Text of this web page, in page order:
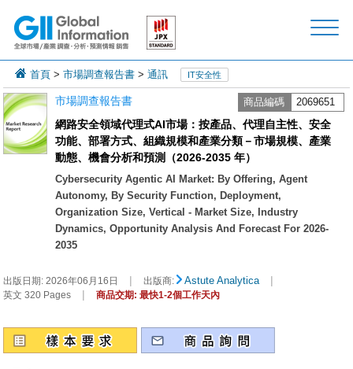
首頁 >市場調查報告書 >通訊 IT安全性
市場調查報告書 商品編碼 2069651
網路安全領域代理式AI市場：按產品、代理自主性、安全
功能、部署方式、組織規模和產業分類－市場規模、產業
動態、機會分析和預測（2026-2035 年）
Cybersecurity Agentic AI Market: By Offering, Agent
Autonomy, By Security Function, Deployment,
Organization Size, Vertical - Market Size, Industry
Dynamics, Opportunity Analysis And Forecast For 2026-
2035
出版日期:2026年06月16日 | 出版商: Astute Analytica |
英文 320 Pages | 商品交期: 最快1-2個工作天內